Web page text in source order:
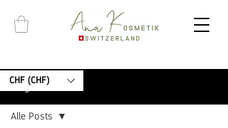
CHF (CHF)
Beitrag
Alle Posts